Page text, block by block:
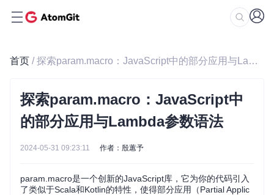
首页 / 探索param.macro：JavaScript中的部分应用与Lambda参数语法
探索param.macro：JavaScript中
的部分应用与Lambda参数语法
2024-05-31 09:23:11 作者：殷蕙予
param.macro是一个创新的JavaScript库，它为你的代码引入
了类似于Scala和Kotlin的特性，使得部分应用（Partial Applic